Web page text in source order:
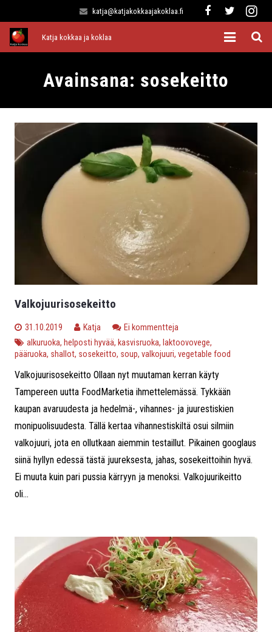
katja@katjakokkaajakoklaa.fi
Katja kokkaa ja koklaa
Pääruoat
Lisukkeet
Kaikki reseptit
Avainsana: sosekeitto
Valkojuurisosekeitto
31.10.2019 Katja
Ei kommentteja
alkuruoka, helposti hyvää, kasvisruoka, laktoovovege,
pääruoka, shallot, sosekeitto, soup, valkojuuri, vegetable food
Valkojuurisosekeitto Ollaan nyt muutaman kerran käyty
Tampereen uutta FoodMarketia ihmettelemässä. Tykkään
kaupan avaruudesta ja hedelmä-, vihannes- ja juurestiskien
monipuolisuudesta. Tällä kertaa vihannestiskiltä osui silmiin
valkojuuri, jota en ollutkaan aiemmin testaillut. Pikainen googlaus
siinä hyllyn edessä tästä juureksesta, jahas, sosekeittoihin hyvä.
Ei muuta kuin pari pussia kärryyn ja menoksi. Valkojuurikeitto
oli...